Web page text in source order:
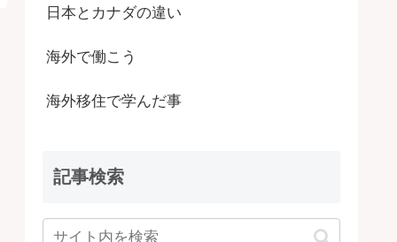
日本とカナダの違い
海外で働こう
海外移住で学んだ事
記事検索